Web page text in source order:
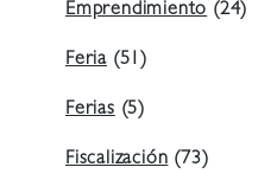
Emprendimiento(24)
Feria (51)
Ferias(5)
Fiscalización(73)